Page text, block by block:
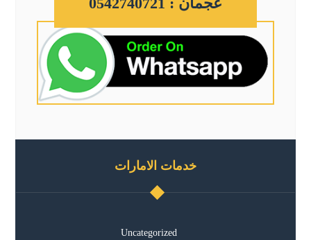
خدمات الامارات
Uncategorized